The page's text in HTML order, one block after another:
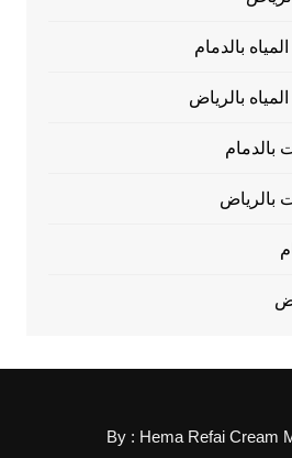
بالدمام
بالرياض
بالرياض
By : Hema Refai Cream